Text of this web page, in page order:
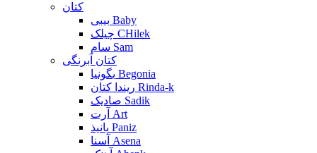
کتان
بیبی Baby
چیلک CHilek
سام Sam
کتان آبرنگی
بگونیا Begonia
ریندا کتان Rinda-k
صادیک Sadik
آرت Art
پانیذ Paniz
آسنا Asena